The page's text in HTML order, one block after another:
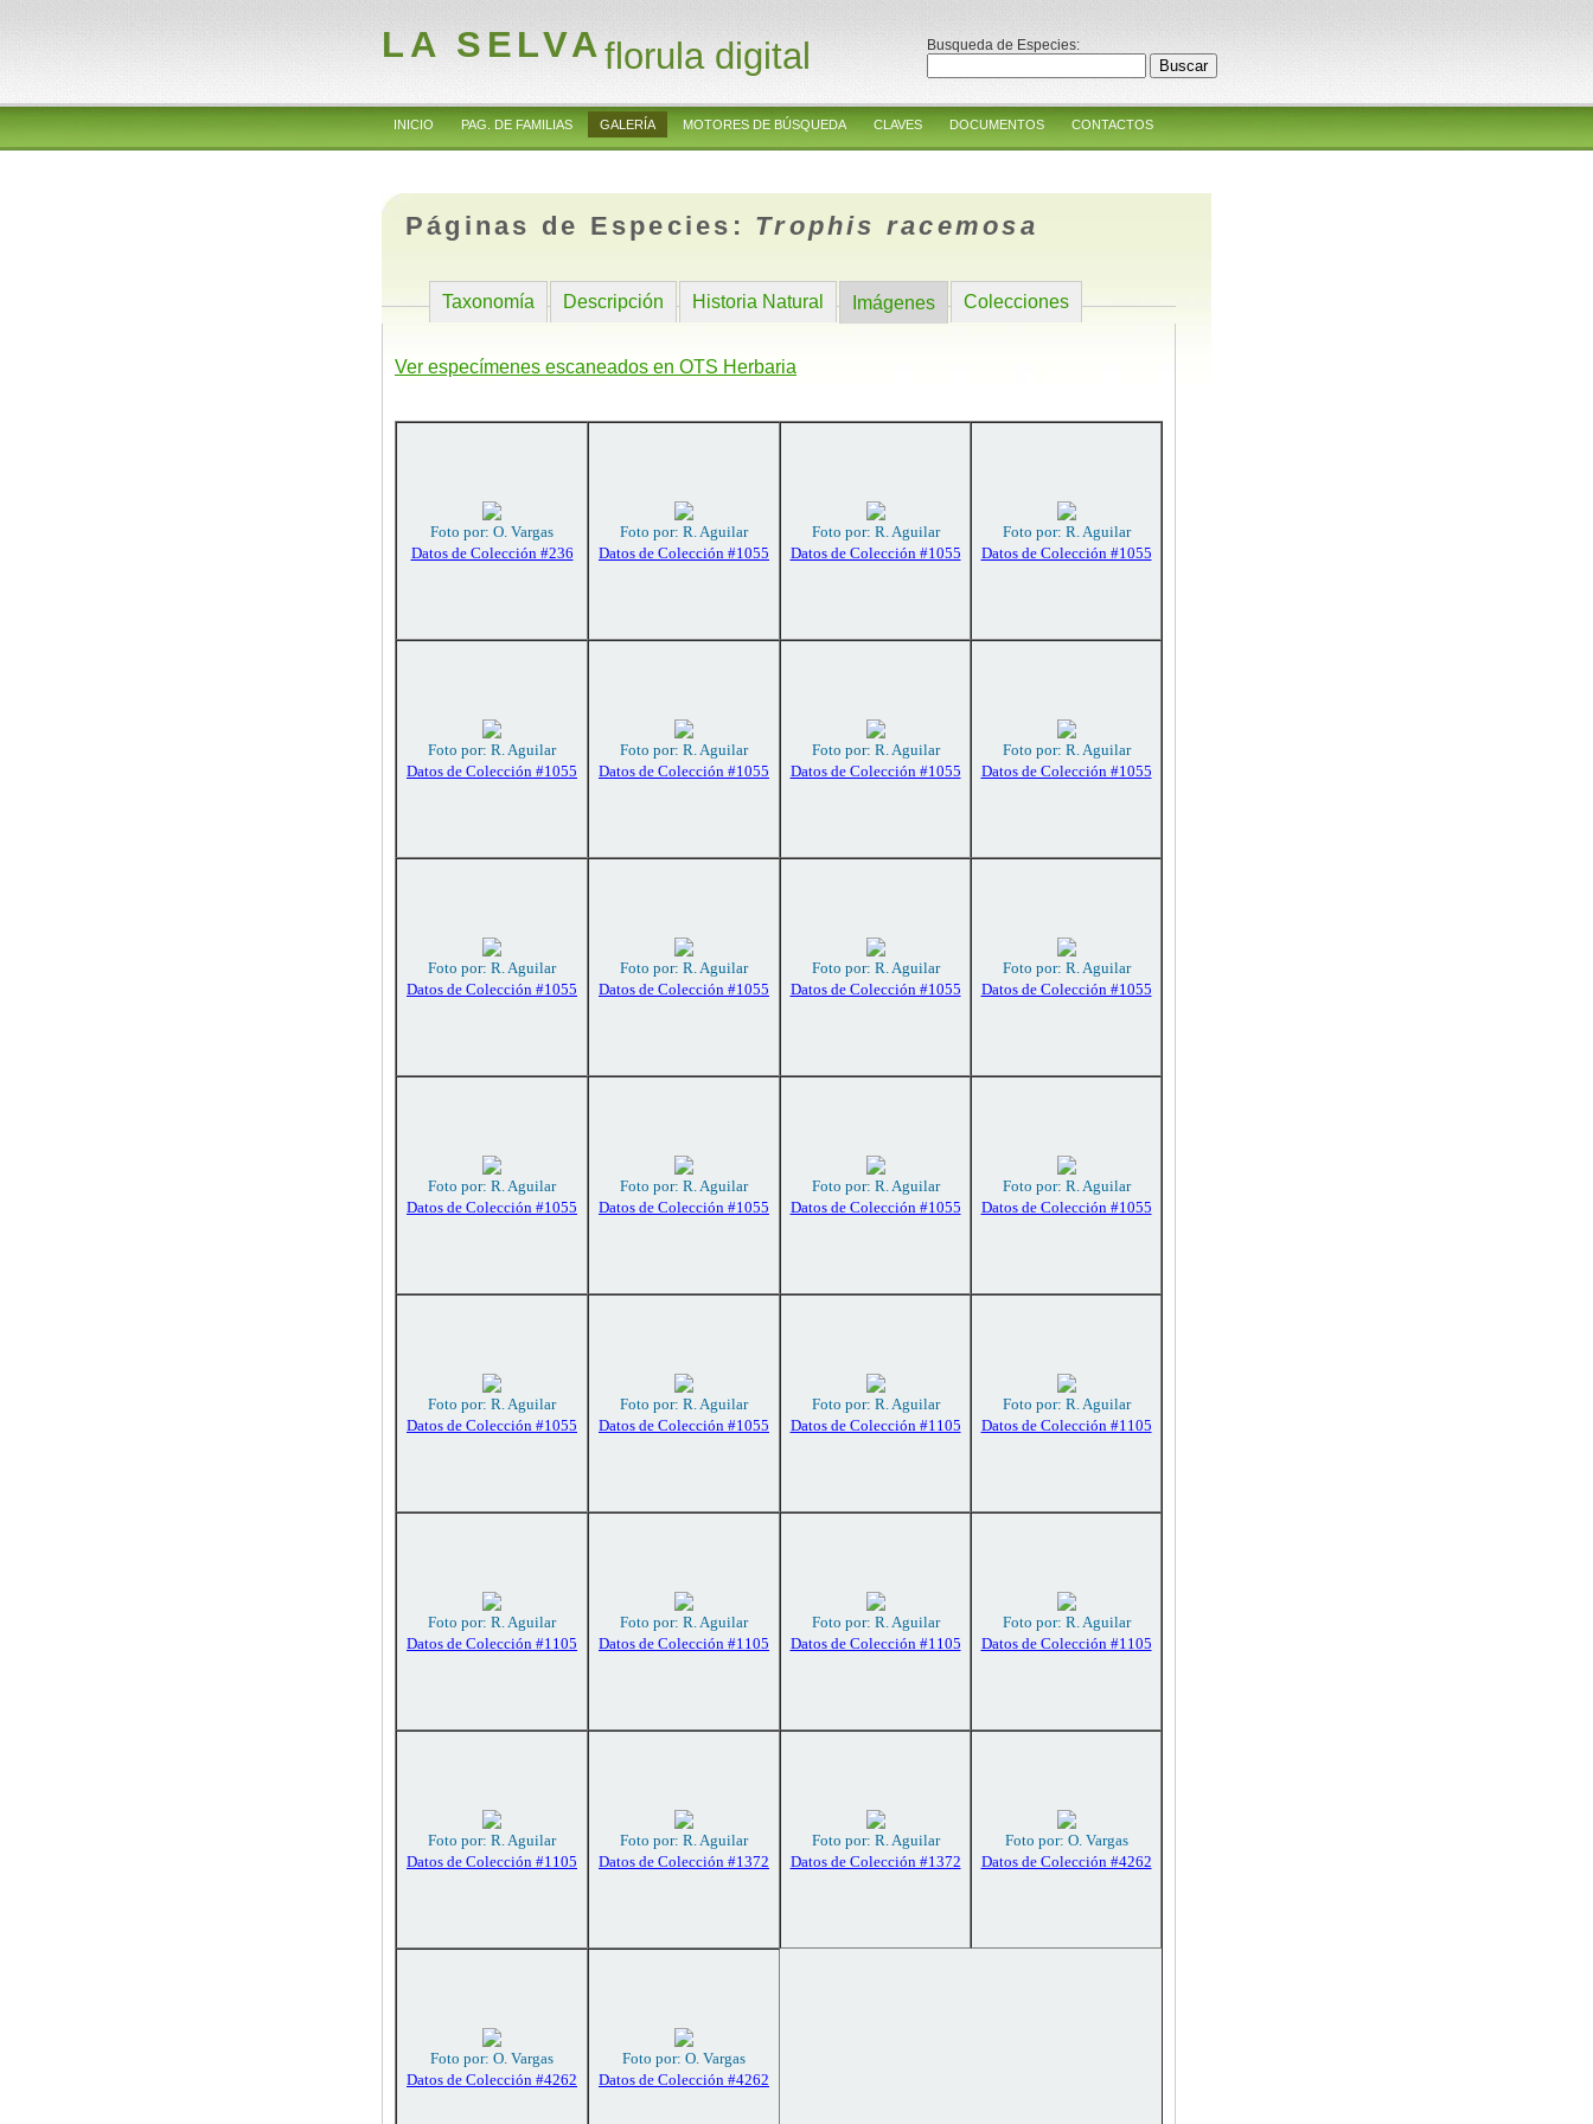
LA SELVAflorula digital Busqueda de Especies:
INICIO PAG. DE FAMILIAS GALERÍA MOTORES DE BÚSQUEDA CLAVES DOCUMENTOS CONTACTOS
Páginas de Especies: Trophis racemosa
Taxonomía Descripción Historia Natural Imágenes Colecciones
Ver especímenes escaneados en OTS Herbaria
Foto por: O. Vargas
Datos de Colección #236
Foto por: R. Aguilar
Datos de Colección #1055
Foto por: R. Aguilar
Datos de Colección #1055
Foto por: R. Aguilar
Datos de Colección #1055
Foto por: R. Aguilar
Datos de Colección #1055
Foto por: R. Aguilar
Datos de Colección #1055
Foto por: R. Aguilar
Datos de Colección #1055
Foto por: R. Aguilar
Datos de Colección #1055
Foto por: R. Aguilar
Datos de Colección #1055
Foto por: R. Aguilar
Datos de Colección #1055
Foto por: R. Aguilar
Datos de Colección #1055
Foto por: R. Aguilar
Datos de Colección #1055
Foto por: R. Aguilar
Datos de Colección #1055
Foto por: R. Aguilar
Datos de Colección #1055
Foto por: R. Aguilar
Datos de Colección #1055
Foto por: R. Aguilar
Datos de Colección #1055
Foto por: R. Aguilar
Datos de Colección #1055
Foto por: R. Aguilar
Datos de Colección #1055
Foto por: R. Aguilar
Datos de Colección #1105
Foto por: R. Aguilar
Datos de Colección #1105
Foto por: R. Aguilar
Datos de Colección #1105
Foto por: R. Aguilar
Datos de Colección #1105
Foto por: R. Aguilar
Datos de Colección #1105
Foto por: R. Aguilar
Datos de Colección #1105
Foto por: R. Aguilar
Datos de Colección #1105
Foto por: R. Aguilar
Datos de Colección #1372
Foto por: R. Aguilar
Datos de Colección #1372
Foto por: O. Vargas
Datos de Colección #4262
Foto por: O. Vargas
Datos de Colección #4262
Foto por: O. Vargas
Datos de Colección #4262